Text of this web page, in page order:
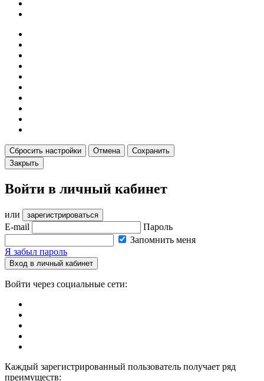
Сбросить настройки Отмена
Сохранить
Закрыть
Войти в личный кабинет
или зарегистрироваться
E-mail
Пароль
Запомнить меня
Я забыл пароль
Вход в личный кабинет
Войти через социальные сети:
Каждый зарегистрированный пользователь получает ряд
преимуществ: